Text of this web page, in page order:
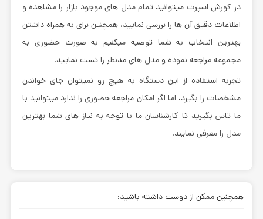
در کورش اسپرت میتوانید تمام مدل های موجود بازار را مشاهده و
اطلاعات دقیق آن ها را بررسی نمایید، همچنین برای به همراه داشتن
بهترین انتخاب به شما توصیه میکنیم به صورت حضوری به
مجموعه مراجعه نموده و مدل های مدنظر را تست نمایید.
تجربه استفاده از این دستگاه به هیچ رو نمیتوان جای خواندن
مشخصات را بگیرد، اما اگر امکان مراجعه حضوری را ندارد میتوانید با
ما تاس بگیرید تا کارشناسان ما با توجه به نیاز های شما بهترین
مدل را معرفی نمایند.
همچنین ممکن از دوست داشته باشید: